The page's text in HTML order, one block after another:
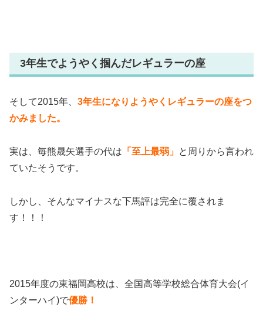
3年生でようやく掴んだレギュラーの座
そして2015年、 3年生になりようやくレギュラーの座をつ
かみました。
実は、毎熊晟矢選手の代は 「至上最弱」 と周りから言われ
ていたそうです。
しかし、そんなマイナスな下馬評は完全に覆されま
す！！！
2015年度の東福岡高校は、全国高等学校総合体育大会(イ
ンターハイ)で優勝！